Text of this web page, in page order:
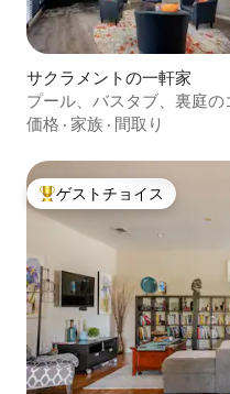
サクラメントの一軒家
プール、バスタブ、裏庭
隠れ家
価格 · 家族 · 間取り
大好評のゲストチョイスで
ゲストチョイス